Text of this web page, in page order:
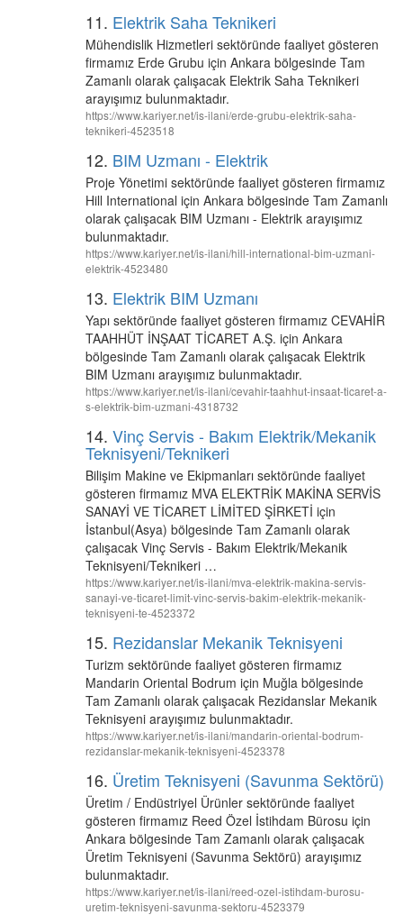
11. Elektrik Saha Teknikeri
Mühendislik Hizmetleri sektöründe faaliyet gösteren
firmamız Erde Grubu için Ankara bölgesinde Tam
Zamanlı olarak çalışacak Elektrik Saha Teknikeri
arayışımız bulunmaktadır.
https://www.kariyer.net/is-ilani/erde-grubu-elektrik-saha-
teknikeri-4523518
12. BIM Uzmanı - Elektrik
Proje Yönetimi sektöründe faaliyet gösteren firmamız
Hill International için Ankara bölgesinde Tam Zamanlı
olarak çalışacak BIM Uzmanı - Elektrik arayışımız
bulunmaktadır.
https://www.kariyer.net/is-ilani/hill-international-bim-uzmani-
elektrik-4523480
13. Elektrik BIM Uzmanı
Yapı sektöründe faaliyet gösteren firmamız CEVAHİR
TAAHHÜT İNŞAAT TİCARET A.Ş. için Ankara
bölgesinde Tam Zamanlı olarak çalışacak Elektrik
BIM Uzmanı arayışımız bulunmaktadır.
https://www.kariyer.net/is-ilani/cevahir-taahhut-insaat-ticaret-a-
s-elektrik-bim-uzmani-4318732
14. Vinç Servis - Bakım Elektrik/Mekanik
Teknisyeni/Teknikeri
Bilişim Makine ve Ekipmanları sektöründe faaliyet
gösteren firmamız MVA ELEKTRİK MAKİNA SERVİS
SANAYİ VE TİCARET LİMİTED ŞİRKETİ için
İstanbul(Asya) bölgesinde Tam Zamanlı olarak
çalışacak Vinç Servis - Bakım Elektrik/Mekanik
Teknisyeni/Teknikeri …
https://www.kariyer.net/is-ilani/mva-elektrik-makina-servis-
sanayi-ve-ticaret-limit-vinc-servis-bakim-elektrik-mekanik-
teknisyeni-te-4523372
15. Rezidanslar Mekanik Teknisyeni
Turizm sektöründe faaliyet gösteren firmamız
Mandarin Oriental Bodrum için Muğla bölgesinde
Tam Zamanlı olarak çalışacak Rezidanslar Mekanik
Teknisyeni arayışımız bulunmaktadır.
https://www.kariyer.net/is-ilani/mandarin-oriental-bodrum-
rezidanslar-mekanik-teknisyeni-4523378
16. Üretim Teknisyeni (Savunma Sektörü)
Üretim / Endüstriyel Ürünler sektöründe faaliyet
gösteren firmamız Reed Özel İstihdam Bürosu için
Ankara bölgesinde Tam Zamanlı olarak çalışacak
Üretim Teknisyeni (Savunma Sektörü) arayışımız
bulunmaktadır.
https://www.kariyer.net/is-ilani/reed-ozel-istihdam-burosu-
uretim-teknisyeni-savunma-sektoru-4523379